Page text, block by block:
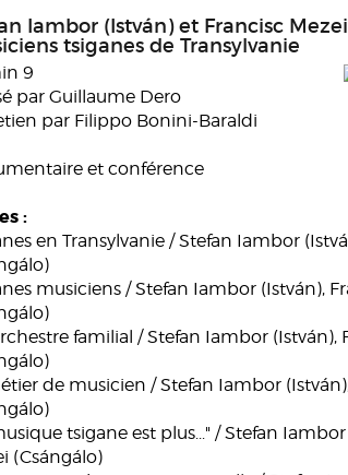
Iambor (István) et Francisc
tsiganes de Transylvanie
9
par Guillaume Dero
par Filippo Bonini-Baraldi
et conférence
:
en Transylvanie / Stefan Iambor
musiciens / Stefan Iambor (István),
familial / Stefan Iambor (István),
de musicien / Stefan Iambor
tsigane est plus..." / Stefan
(Csángálo)